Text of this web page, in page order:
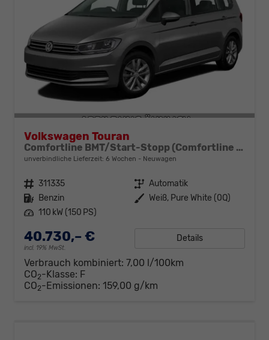
Volkswagen Touran
Comfortline BMT/Start-Stopp (Comfortline BMT/Start-Stopp) 1.5 TSI 110kW (150 PS) 7-Gang DSG
unverbindliche Lieferzeit: 6 Wochen Neuwagen
Fahrzeugnr. 311335 Getriebe Automatik
Kraftstoff Benzin Außenfarbe Weiß, Pure White (0Q)
Leistung 110 kW (150 PS)
40.730,– €
incl. 19% MwSt.
Details
Verbrauch kombiniert: 7,00 l/100km
CO2-Klasse: F
CO2-Emissionen: 159,00 g/km